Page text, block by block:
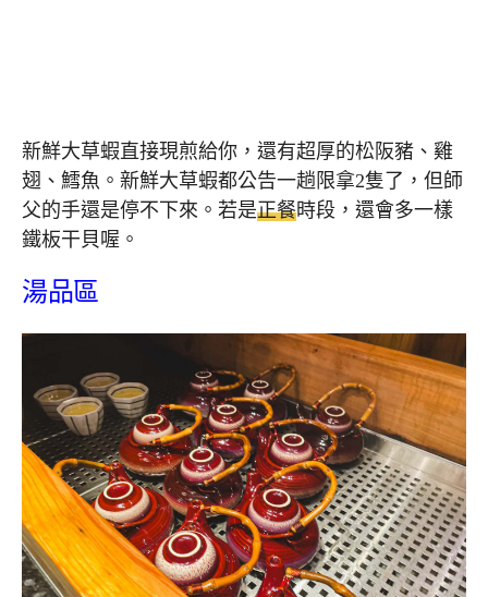
新鮮大草蝦直接現煎給你，還有超厚的松阪豬、雞
翅、鱈魚。新鮮大草蝦都公告一趟限拿2隻了，但師
父的手還是停不下來。若是正餐時段，還會多一樣
鐵板干貝喔。
湯品區